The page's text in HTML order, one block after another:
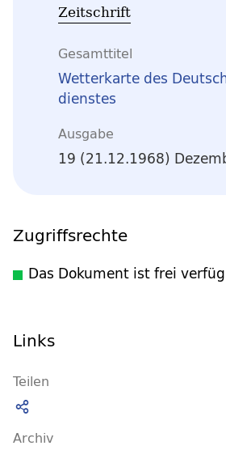
Zeitschrift
Gesamttitel
Wetterkarte des
dienstes
Ausgabe
19 (21.12.1968)
Zugriffsrechte
Das Dokument ist frei
Links
Teilen
Archiv